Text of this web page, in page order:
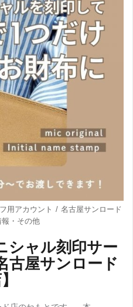
用アカウント
名古屋サンロード
・ その他
シャル刻印サー
古屋サンロード